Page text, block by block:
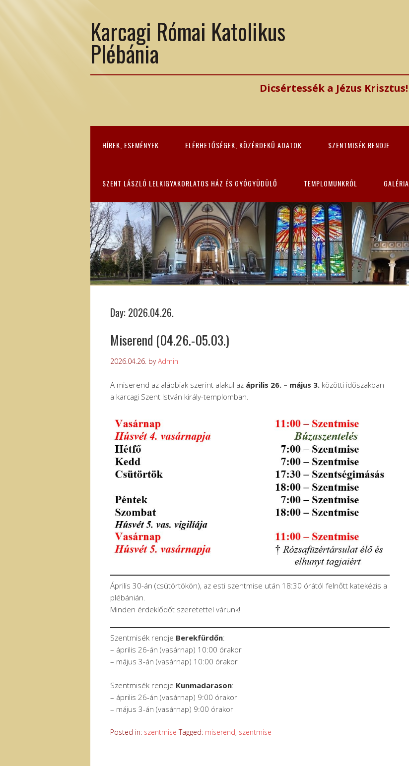
Karcagi Római Katolikus
Plébánia
Dicsértessék a Jézus Krisztus!
HÍREK, ESEMÉNYEK ELÉRHETŐSÉGEK, KÖZÉRDEKŰ ADATOK SZENTMISÉK RENDJE
SZENT LÁSZLÓ LELKIGYAKORLATOS HÁZ ÉS GYÓGYÜDÜLŐ TEMPLOMUNKRÓL GALÉRIA
Day: 2026.04.26.
Miserend (04.26.-05.03.)
2026.04.26. byAdmin
A miserend az alábbiak szerint alakul az április 26. – május 3. közötti időszakban
a karcagi Szent István király-templomban.
Április 30-án (csütörtökön), az esti szentmise után 18:30 órától felnőtt katekézis a
plébánián.
Minden érdeklődőt szeretettel várunk!
Szentmisék rendje Berekfürdőn:
– április 26-án (vasárnap) 10:00 órakor
– május 3-án (vasárnap) 10:00 órakor
Szentmisék rendje Kunmadarason:
– április 26-án (vasárnap) 9:00 órakor
– május 3-án (vasárnap) 9:00 órakor
Posted in: szentmise Tagged: miserend, szentmise